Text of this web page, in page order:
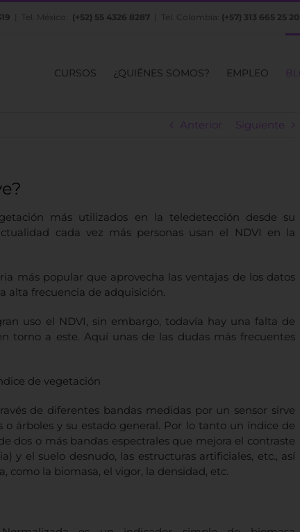
| Tel. México: (+52) 55 4326 8287 | Tel. Colombia: (+57) 313 665 25 20
CURSOS ¿QUIÉNES SOMOS? EMPLEO
Anterior Siguiente
más utilizados en la teledetección desde su
cada vez más personas usan el NDVI en la
más popular que aprovecha las ventajas de los datos
alta frecuencia de adquisición.
uso el NDVI, sin embargo, todavía hay una falta de
torno a este. Aquí unas de las dudas más frecuentes
de vegetación
de diferentes bandas medidas por un sensor sirve
árboles y su estado general. Por lo tanto un índice de
dos o más bandas espectrales que mejora el contraste
y el suelo desnudo, las estructuras artificiales, etc., así
como la biomasa, el vigor, la densidad, etc.